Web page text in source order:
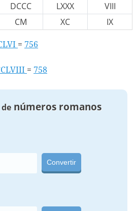
DCCC LXXX
VIII
CM XC IX
= 756
= 758
de números romanos
Convertir